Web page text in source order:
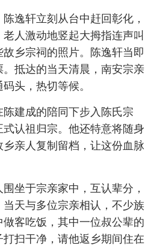
逸轩立刻从台中赶回彰化，
人激动地竖起大拇指连声叫
乡宗祠的照片。陈逸轩当即
抵达的当天清晨，南安宗亲
头，热切等候。
建成的陪同下步入陈氏宗
认祖归宗。他还特意将随身
亲人复制留档，让这份血脉
坐于宗亲家中，互认辈分，
天与多位宗亲相认，不少族
做客吃饭，其中一位叔公辈的
扫干净，请他返乡期间住在